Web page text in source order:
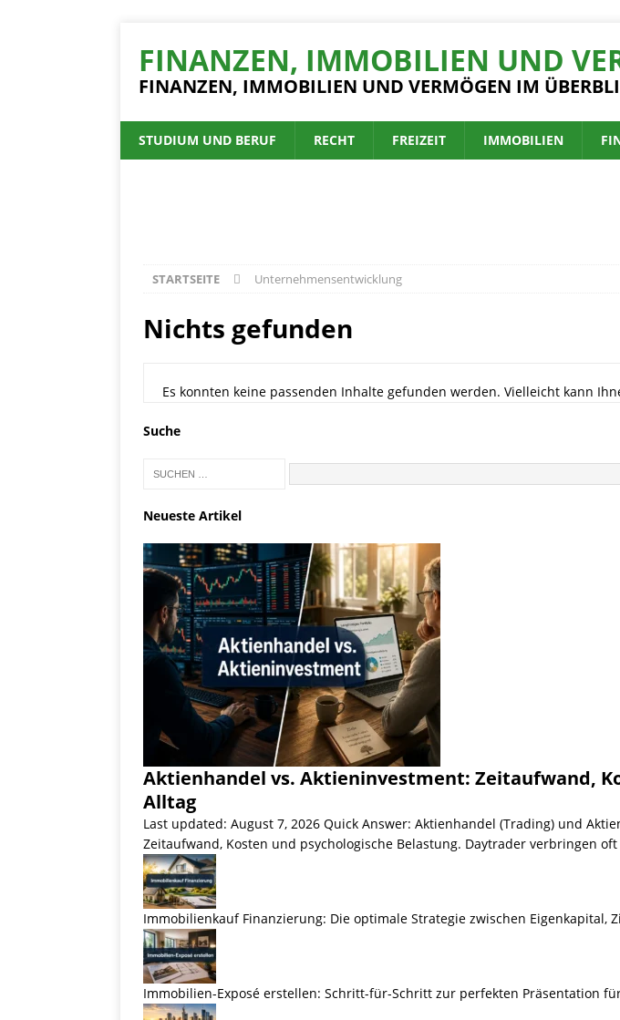
FINANZEN, IMMOBILIEN UND
FINANZEN, IMMOBILIEN UND VERMÖGEN IM
STUDIUM UND BERUF RECHT FREIZEIT IMMOBILIEN
STARTSEITE Unternehmensentwicklung
Nichts gefunden
Es konnten keine passenden Inhalte gefunden werden. Vielleicht kann
Suche
Neueste Artikel
Aktienhandel vs. Aktieninvestment: Zeitaufwand,
Alltag
Last updated: August 7, 2026 Quick Answer: Aktienhandel (Trading) und
Zeitaufwand, Kosten und psychologische Belastung. Daytrader verbringen
Immobilienkauf Finanzierung: Die optimale Strategie zwischen Eigenkapital,
Immobilien-Exposé erstellen: Schritt-für-Schritt zur perfekten Präsentation